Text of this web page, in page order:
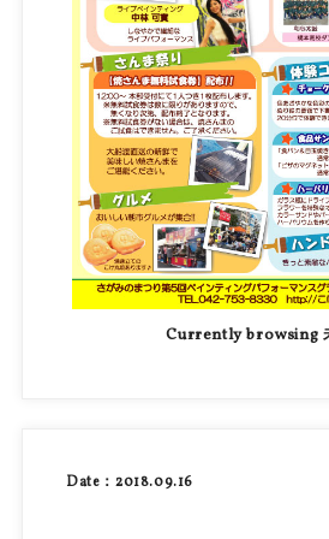
Currently browsing
Date：2018.09.16